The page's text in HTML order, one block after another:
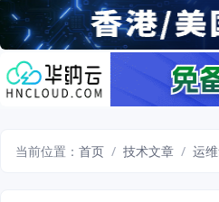
当前位置： 首页 / 技术文章 / 运